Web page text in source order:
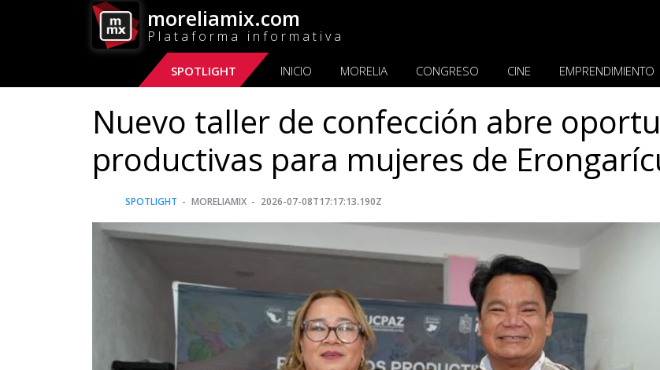
moreliamix.com
Plataforma informativa
SPOTLIGHT INICIO MORELIA CONGRESO CINE EMPRENDIMIENTO
Nuevo taller de confección abre
productivas para mujeres de
SPOTLIGHT MORELIAMIX 2026-07-08T17:17:13.190Z